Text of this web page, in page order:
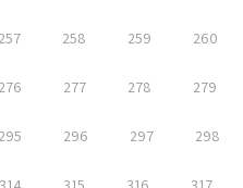
258 259 260
277 278 279
296 297 298